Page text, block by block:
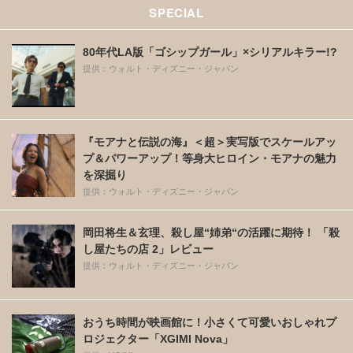
SPECIAL
80年代LA版「ゴシップガール」×シリアルキラー!?
提供：ウォルト・ディズニー・ジャパン
『モアナと伝説の海』＜超＞実写版でスケールアッ
プ＆パワーアップ！等身大ヒロイン・モアナの魅力
を深掘り
提供：ウォルト・ディズニー・ジャパン
岡田将生＆玄理、殺し屋“姉弟“の活躍に期待！ 「殺
し屋たちの店 2」レビュー
提供：ウォルト・ディズニー・ジャパン
おうち時間が映画館に！小さくて可愛いおしゃれプ
ロジェクター「XGIMI Nova」